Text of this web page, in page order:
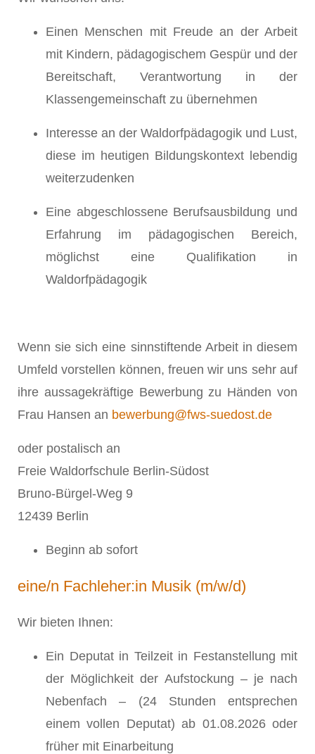
Einen Menschen mit Freude an der Arbeit
mit Kindern, pädagogischem Gespür und der
Bereitschaft, Verantwortung in der
Klassengemeinschaft zu übernehmen
Interesse an der Waldorfpädagogik und Lust,
diese im heutigen Bildungskontext lebendig
weiterzudenken
Eine abgeschlossene Berufsausbildung und
Erfahrung im pädagogischen Bereich,
möglichst eine Qualifikation in
Waldorfpädagogik
Wenn sie sich eine sinnstiftende Arbeit in diesem
Umfeld vorstellen können, freuen wir uns sehr auf
ihre aussagekräftige Bewerbung zu Händen von
Frau Hansen an bewerbung@fws-suedost.de
oder postalisch an
Freie Waldorfschule Berlin-Südost
Bruno-Bürgel-Weg 9
12439 Berlin
Beginn ab sofort
eine/n Fachleher:in Musik (m/w/d)
Wir bieten Ihnen:
Ein Deputat in Teilzeit in Festanstellung mit
der Möglichkeit der Aufstockung – je nach
Nebenfach – (24 Stunden entsprechen
einem vollen Deputat) ab 01.08.2026 oder
früher mit Einarbeitung